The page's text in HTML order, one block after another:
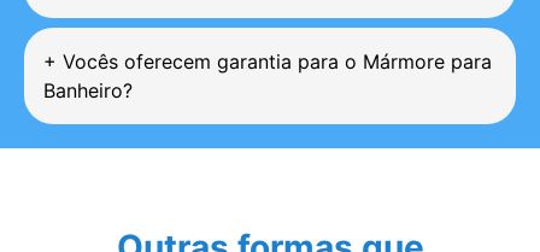
+ Vocês oferecem garantia para o Mármore para
Banheiro?